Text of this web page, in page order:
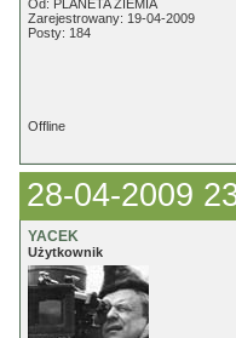
Od: PLANETA ZIEMIA
Zarejestrowany: 19-04-2009
Posty: 184
Offline
28-04-2009
YACEK
Użytkownik